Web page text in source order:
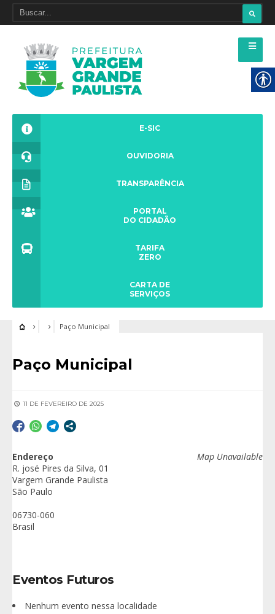
E-SIC
OUVIDORIA
TRANSPARÊNCIA
PORTAL
DO CIDADÃO
TARIFA
ZERO
CARTA DE
SERVIÇOS
Paço Municipal
Paço Municipal
11 DE FEVEREIRO DE 2025
Map Unavailable
Endereço
R. josé Pires da Silva, 01
Vargem Grande Paulista
São Paulo
06730-060
Brasil
Eventos Futuros
Nenhum evento nessa localidade